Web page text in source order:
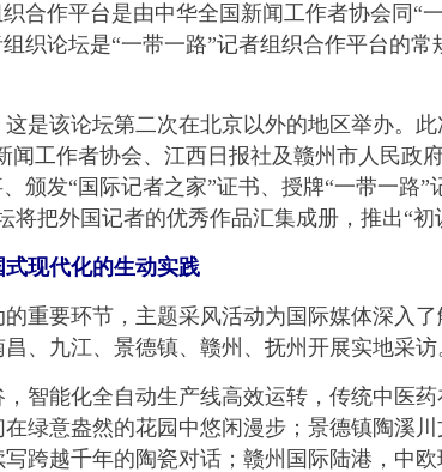
作平台是由中华全国新闻工作者协会同“
织论坛是“一带一路”记者组织合作平台的
该论坛第二次在北京以外的地区举办。此
闻工作者协会、江西日报社及赣州市人民
颁发“国际记者之家”证书、授牌“一带一路
将把外国记者的优秀作品汇集成册，推出“初
现代化的生动实践
要环节，主题采风活动为国际媒体深入了
、九江、景德镇、赣州、抚州开展实地采访
能化全自动生产线高效运转，传统中医药
绿意盎然的花园中悠闲漫步；景德镇陶溪
跨越千年的陶瓷对话；赣州国际陆港，中